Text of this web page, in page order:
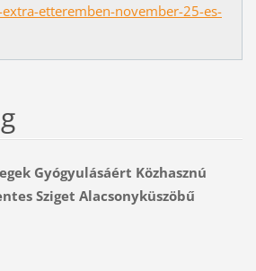
extra-etteremben-november-25-es-
Gyógyulásáért Közhasznú
Sziget Alacsonyküszöbű